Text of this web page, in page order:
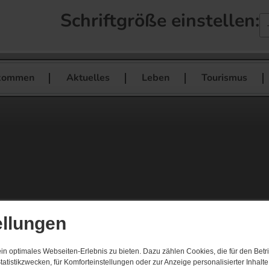
optimales Webseiten-Erlebnis zu bieten. Dazu zählen Cookies, die für den
für Komforteinstellungen oder zur Anzeige personalisierter
Schriftgröße einstellen:
Aktuelles Leben Tourismus